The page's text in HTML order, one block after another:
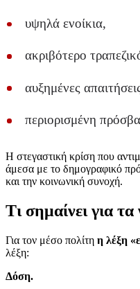
υψηλά ενοίκια,
ακριβότερο
αυξημένες
περιορισμένη
Η στεγαστική κρίση που
άμεσα με το δημογραφικό
και την κοινωνική συνοχή.
Τι σημαίνει για τα
Για τον μέσο πολίτη η λέξη
λέξη:
Δόση.